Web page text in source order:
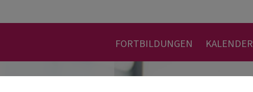
FORTBILDUNGEN KALENDER